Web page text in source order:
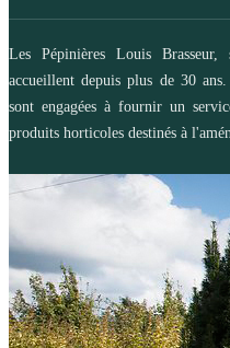
Les Pépinières Louis
accueillent depuis plus de 30
sont engagées à fournir un
produits horticoles destinés à